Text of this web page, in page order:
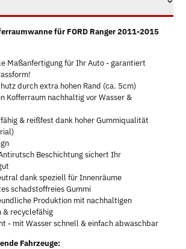
für FORD Ranger 2011-2015
Maßanfertigung für Ihr Auto - garantiert
durch extra hohen Rand (ca. 5cm)
Kofferraum nachhaltig vor Wasser &
& reißfest dank hoher Gummiqualität
Beschichtung sichert Ihr
dank speziell für Innenräume
schadstoffreies Gummi
Produktion mit nachhaltigen
& recyclefähig
- mit Wasser schnell & einfach abwaschbar
Fahrzeuge: